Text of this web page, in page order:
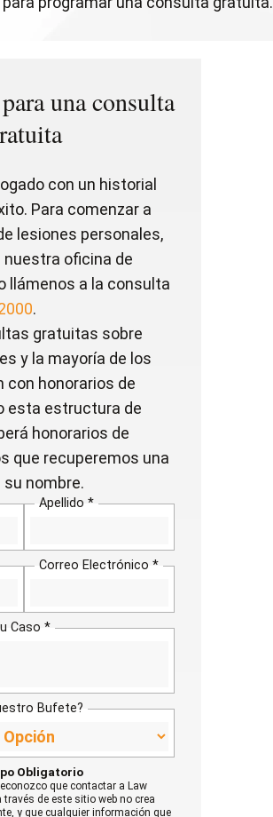
una consulta
con un historial
Para comenzar a
lesiones personales,
oficina de
llámenos a la consulta
.
gratuitas sobre
y la mayoría de los
con honorarios de
esta estructura de
honorarios de
que recuperemos una
nombre.
Apellido *
Correo Electrónico *
Caso *
Bufete?
Obligatorio
que contactar a Law
través de este sitio web no crea
y que cualquier información que